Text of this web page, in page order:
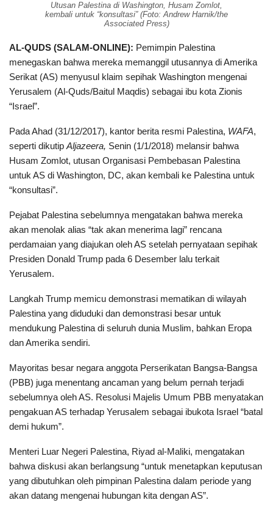
Utusan Palestina di Washington, Husam Zomlot,
kembali untuk “konsultasi” (Foto: Andrew Harnik/the
Associated Press)
AL-QUDS (SALAM-ONLINE): Pemimpin Palestina
menegaskan bahwa mereka memanggil utusannya di Amerika
Serikat (AS) menyusul klaim sepihak Washington mengenai
Yerusalem (Al-Quds/Baitul Maqdis) sebagai ibu kota Zionis
“Israel”.
Pada Ahad (31/12/2017), kantor berita resmi Palestina, WAFA,
seperti dikutip Aljazeera, Senin (1/1/2018) melansir bahwa
Husam Zomlot, utusan Organisasi Pembebasan Palestina
untuk AS di Washington, DC, akan kembali ke Palestina untuk
“konsultasi”.
Pejabat Palestina sebelumnya mengatakan bahwa mereka
akan menolak alias “tak akan menerima lagi” rencana
perdamaian yang diajukan oleh AS setelah pernyataan sepihak
Presiden Donald Trump pada 6 Desember lalu terkait
Yerusalem.
Langkah Trump memicu demonstrasi mematikan di wilayah
Palestina yang diduduki dan demonstrasi besar untuk
mendukung Palestina di seluruh dunia Muslim, bahkan Eropa
dan Amerika sendiri.
Mayoritas besar negara anggota Perserikatan Bangsa-Bangsa
(PBB) juga menentang ancaman yang belum pernah terjadi
sebelumnya oleh AS. Resolusi Majelis Umum PBB menyatakan
pengakuan AS terhadap Yerusalem sebagai ibukota Israel “batal
demi hukum”.
Menteri Luar Negeri Palestina, Riyad al-Maliki, mengatakan
bahwa diskusi akan berlangsung “untuk menetapkan keputusan
yang dibutuhkan oleh pimpinan Palestina dalam periode yang
akan datang mengenai hubungan kita dengan AS”.